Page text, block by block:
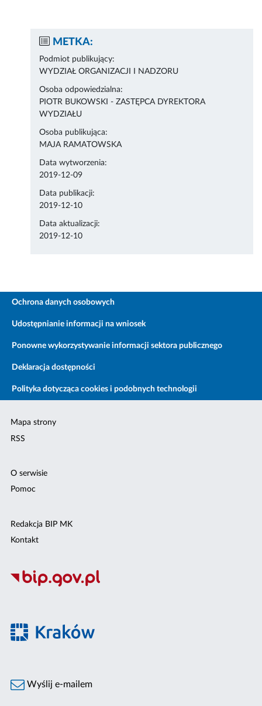
METKA:
Podmiot publikujący:
WYDZIAŁ ORGANIZACJI I NADZORU
Osoba odpowiedzialna:
PIOTR BUKOWSKI - ZASTĘPCA DYREKTORA
WYDZIAŁU
Osoba publikująca:
MAJA RAMATOWSKA
Data wytworzenia:
2019-12-09
Data publikacji:
2019-12-10
Data aktualizacji:
2019-12-10
Ochrona danych osobowych
Udostępnianie informacji na wniosek
Ponowne wykorzystywanie informacji sektora publicznego
Deklaracja dostępności
Polityka dotycząca cookies i podobnych technologii
Mapa strony
RSS
O serwisie
Pomoc
Redakcja BIP MK
Kontakt
Wyślij e-mailem